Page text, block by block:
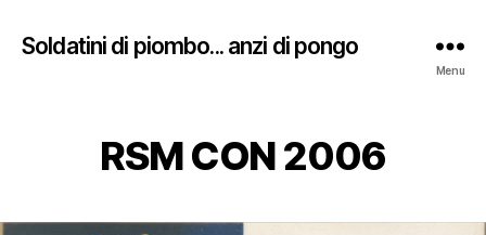
Soldatini di piombo... anzi di pongo
Menu
RSM CON 2006